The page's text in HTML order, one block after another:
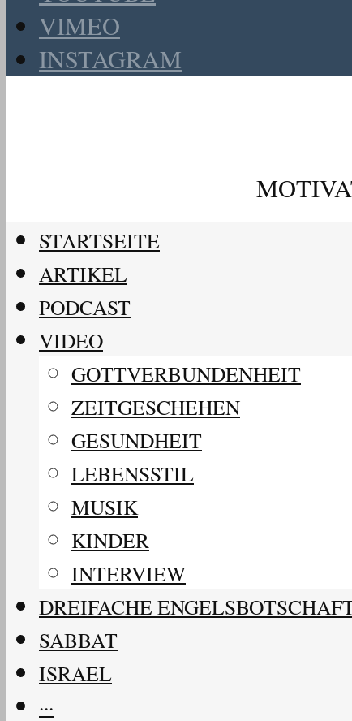
VIMEO
INSTAGRAM
STARTSEITE
ARTIKEL
PODCAST
VIDEO
GOTTVERBUNDENHEIT
ZEITGESCHEHEN
GESUNDHEIT
LEBENSSTIL
MUSIK
KINDER
INTERVIEW
DREIFACHE
SABBAT
ISRAEL
···